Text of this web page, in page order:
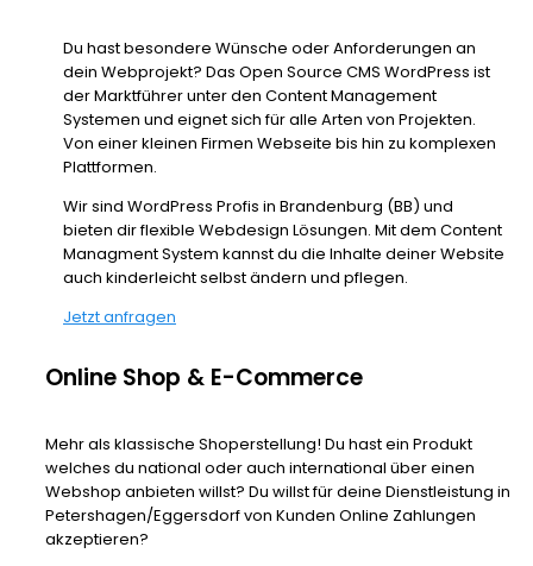
Du hast besondere Wünsche oder Anforderungen an
dein Webprojekt? Das Open Source CMS WordPress ist
der Marktführer unter den Content Management
Systemen und eignet sich für alle Arten von Projekten.
Von einer kleinen Firmen Webseite bis hin zu komplexen
Plattformen.
Wir sind WordPress Profis in Brandenburg (BB) und
bieten dir flexible Webdesign Lösungen. Mit dem Content
Managment System kannst du die Inhalte deiner Website
auch kinderleicht selbst ändern und pflegen.
Jetzt anfragen
Online Shop & E-Commerce
Mehr als klassische Shoperstellung! Du hast ein Produkt
welches du national oder auch international über einen
Webshop anbieten willst? Du willst für deine Dienstleistung in
Petershagen/Eggersdorf von Kunden Online Zahlungen
akzeptieren?